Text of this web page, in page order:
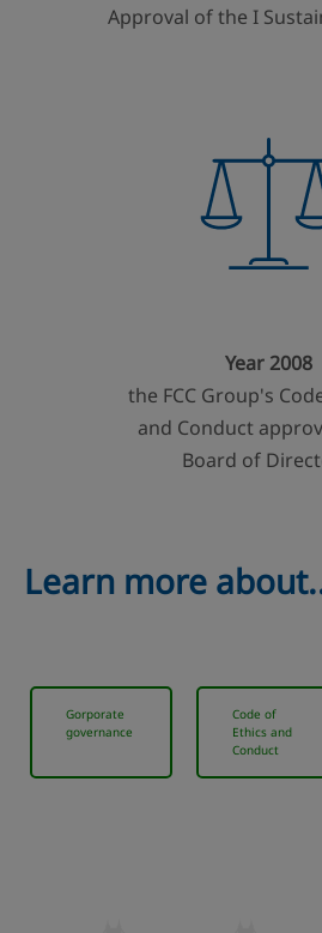
Approval of the I
Year 2008
the FCC Group's
and Conduct
Board of
Learn more
Gorporate
governance
Code of
Ethics and
Conduct